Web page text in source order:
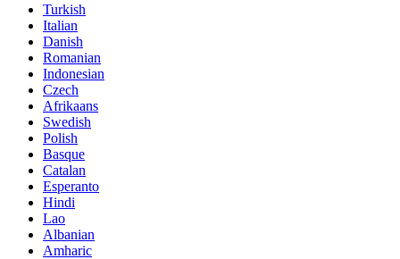
Turkish
Italian
Danish
Romanian
Indonesian
Czech
Afrikaans
Swedish
Polish
Basque
Catalan
Esperanto
Hindi
Lao
Albanian
Amharic